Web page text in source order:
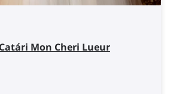
Mon Cheri Lueur